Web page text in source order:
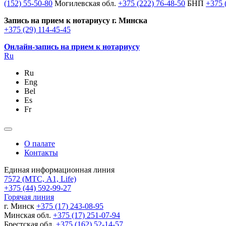
(152) 55-50-80 Могилевская обл. +375 (222) 76-48-50 БНП +375
Запись на прием к нотариусу г. Минска
+375 (29) 114-45-45
Онлайн-запись на прием к нотариусу
Ru
Ru
Eng
Bel
Es
Fr
О палате
Контакты
Единая информационная линия
7572 (МТС, A1, Life)
+375 (44) 592-99-27
Горячая линия
г. Минск +375 (17) 243-08-95
Минская обл. +375 (17) 251-07-94
Брестская обл. +375 (162) 52-14-57